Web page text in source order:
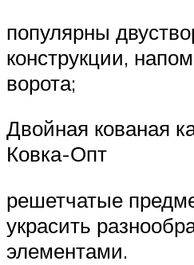
популярны
конструкции,
ворота;
Двойная кованая
Ковка-Опт
решетчатые
украсить
элементами.